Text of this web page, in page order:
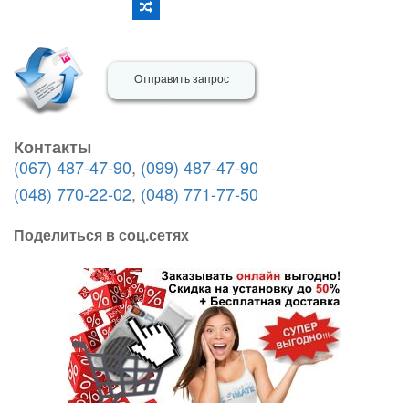
Отправить запрос
Контакты
(067) 487-47-90, (099) 487-47-90
(048) 770-22-02, (048) 771-77-50
Поделиться в соц.сетях